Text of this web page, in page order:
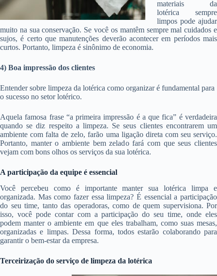
materiais da
lotérica sempre
limpos pode ajudar
muito na sua conservação. Se você os mantêm sempre mal cuidados e
sujos, é certo que manutenções deverão acontecer em períodos mais
curtos. Portanto, limpeza é sinônimo de economia.
4) Boa impressão dos clientes
Entender sobre limpeza da lotérica como organizar é fundamental para
o sucesso no setor lotérico.
Aquela famosa frase “a primeira impressão é a que fica” é verdadeira
quando se diz respeito a limpeza. Se seus clientes encontrarem um
ambiente com falta de zelo, farão uma ligação direta com seu serviço.
Portanto, manter o ambiente bem zelado fará com que seus clientes
vejam com bons olhos os serviços da sua lotérica.
A participação da equipe é essencial
Você percebeu como é importante manter sua lotérica limpa e
organizada. Mas como fazer essa limpeza? É essencial a participação
do seu time, tanto das operadoras, como de quem supervisiona. Por
isso, você pode contar com a participação do seu time, onde eles
podem manter o ambiente em que eles trabalham, como suas mesas,
organizadas e limpas. Dessa forma, todos estarão colaborando para
garantir o bem-estar da empresa.
Terceirização do serviço de limpeza da lotérica